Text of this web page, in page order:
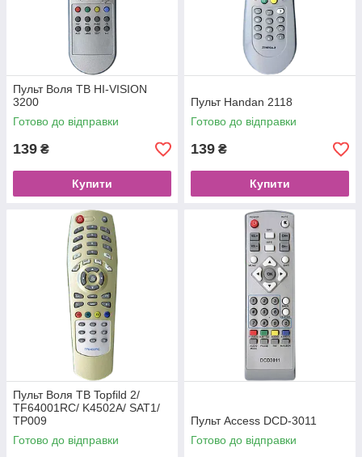
Пульт Воля ТВ HI-VISION
3200
Готово до відправки
139 ₴
Купити
Пульт Handan 2118
Готово до відправки
139 ₴
Купити
Пульт Воля ТВ Topfild 2/
TF64001RC/ K4502A/ SAT1/
TP009
Готово до відправки
Пульт Access DCD-3011
Готово до відправки